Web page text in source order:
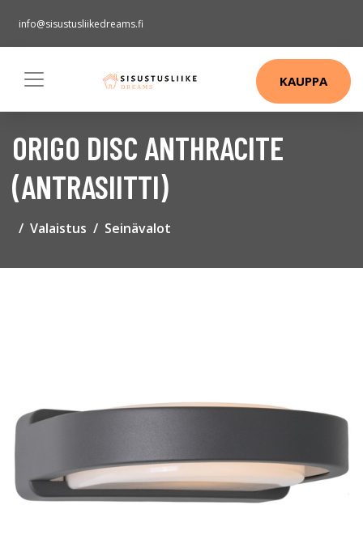
info@sisustusliikedreams.fi
KAUPPA
ORIGO DISC ANTHRACITE
(ANTRASIITTI)
Valaistus Seinävalot